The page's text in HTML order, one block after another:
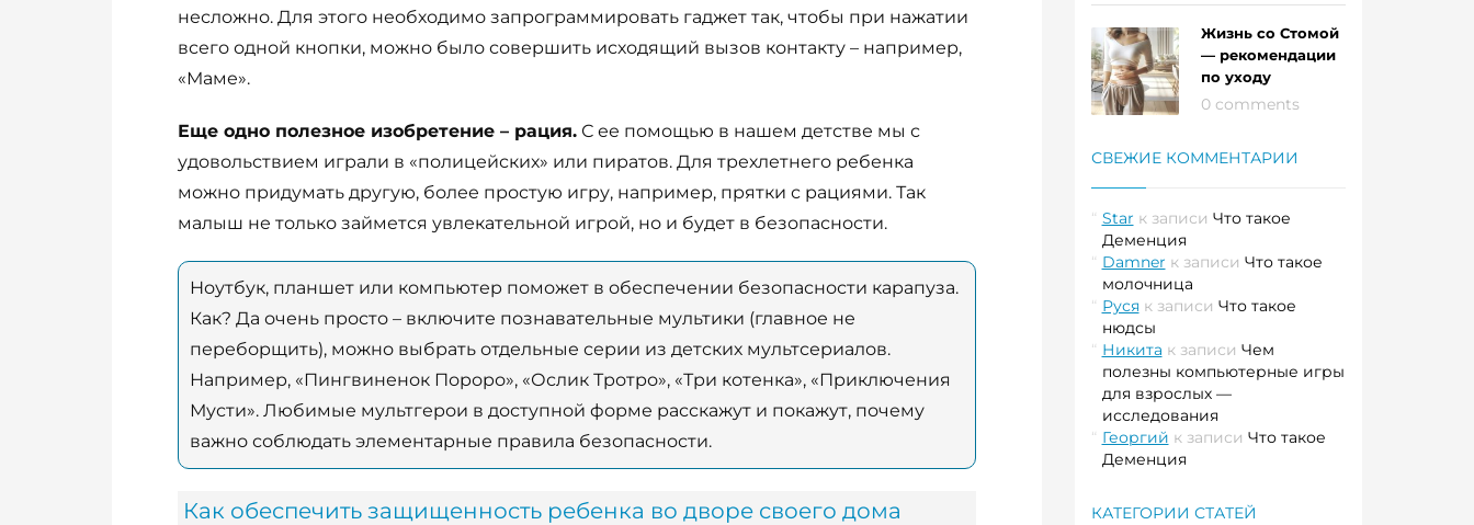
несложно. Для этого необходимо запрограммировать гаджет так, чтобы при нажатии
всего одной кнопки, можно было совершить исходящий вызов контакту – например,
«Маме».
Еще одно полезное изобретение – рация. С ее помощью в нашем детстве мы с
удовольствием играли в «полицейских» или пиратов. Для трехлетнего ребенка
можно придумать другую, более простую игру, например, прятки с рациями. Так
малыш не только займется увлекательной игрой, но и будет в безопасности.
Ноутбук, планшет или компьютер поможет в обеспечении безопасности карапуза.
Как? Да очень просто – включите познавательные мультики (главное не
переборщить), можно выбрать отдельные серии из детских мультсериалов.
Например, «Пингвиненок Пороро», «Ослик Тротро», «Три котенка», «Приключения
Мусти». Любимые мультгерои в доступной форме расскажут и покажут, почему
важно соблюдать элементарные правила безопасности.
Как обеспечить защищенность ребенка во дворе своего дома
Жизнь со Стомой
— рекомендации
по уходу
0 comments
СВЕЖИЕ КОММЕНТАРИИ
Star к записи Что такое
Деменция
Damner к записи Что такое
молочница
Руся к записи Что такое
нюдсы
Никита к записи Чем
полезны компьютерные игры
для взрослых —
исследования
Георгий к записи Что такое
Деменция
КАТЕГОРИИ СТАТЕЙ